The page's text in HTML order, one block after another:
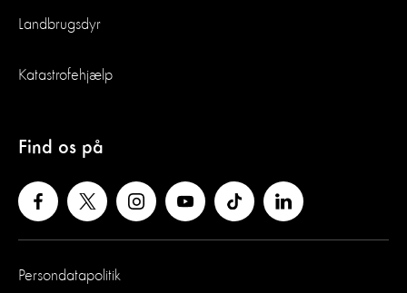
Landbrugsdyr
Katastrofehjælp
Find os på
Persondatapolitik